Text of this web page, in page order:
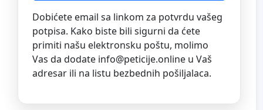
Dobićete email sa linkom za potvrdu vašeg
potpisa. Kako biste bili sigurni da ćete
primiti našu elektronsku poštu, molimo
Vas da dodate info@peticije.online u Vaš
adresar ili na listu bezbednih pošiljalaca.